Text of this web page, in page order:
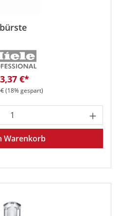
€*
Preis:
(18% gespart)
Gib den
Warenkorb